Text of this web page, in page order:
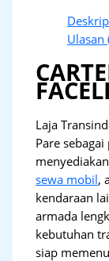
Ulasan
Laja
Pare
sewa mobil,
kendaraan
armada
kebutuhan
siap